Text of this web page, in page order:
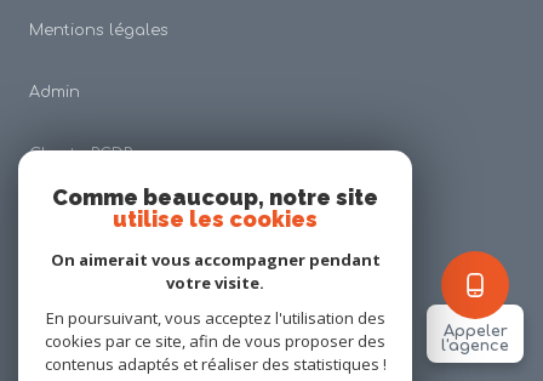
Appeler
l'agence
Mentions légales
Admin
Charte RGDP
Nos honoraires
Cookies
Comme beaucoup, notre site
utilise les cookies
On aimerait vous accompagner pendant
votre visite.
En poursuivant, vous acceptez l'utilisation des
cookies par ce site, afin de vous proposer des
contenus adaptés et réaliser des statistiques !